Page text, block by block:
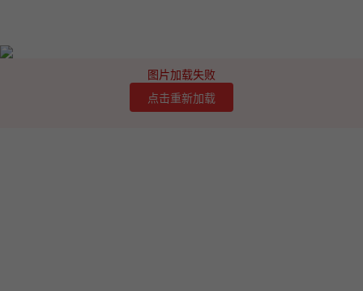
图片加载失败
点击重新加载